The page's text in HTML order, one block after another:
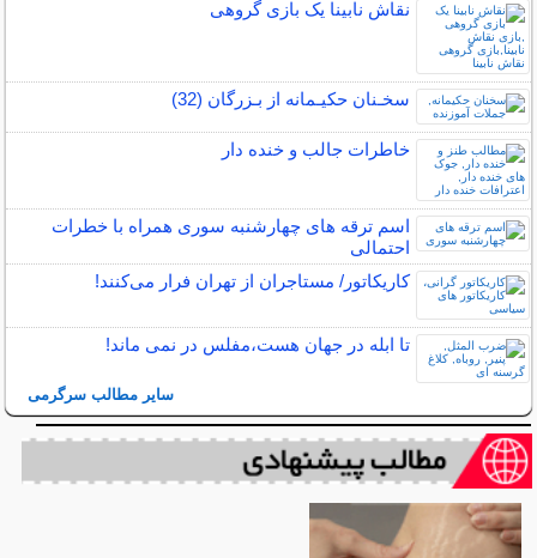
نقاش نابینا یک بازی گروهی
سخـنان حکیـمانه از بـزرگان (32)
خاطرات جالب و خنده دار
اسم ترقه های چهارشنبه سوری همراه با خطرات
احتمالی
کاریکاتور/ مستاجران از تهران فرار می‌کنند!
تا ابله در جهان هست،مفلس در نمی ماند!
سایر مطالب سرگرمی